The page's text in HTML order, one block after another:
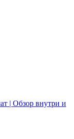
| Обзор внутри и